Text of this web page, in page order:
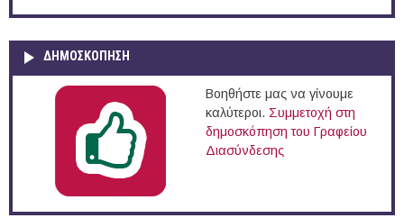
ΔΗΜΟΣΚΌΠΗΣΗ
Βοηθήστε μας να γίνουμε
καλύτεροι. Συμμετοχή στη
δημοσκόπηση του Γραφείου
Διασύνδεσης